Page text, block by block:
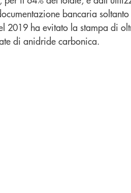
bancaria
2019 ha evitato la stampa di
di anidride carbonica.